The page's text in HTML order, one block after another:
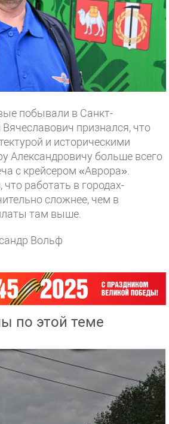
побывали в Санкт-
Вячеславович признался, что
и историческими
Александровичу больше всего
с крейсером «Аврора».
что работать в городах-
сложнее, чем в
там выше.
Вольф
по этой теме